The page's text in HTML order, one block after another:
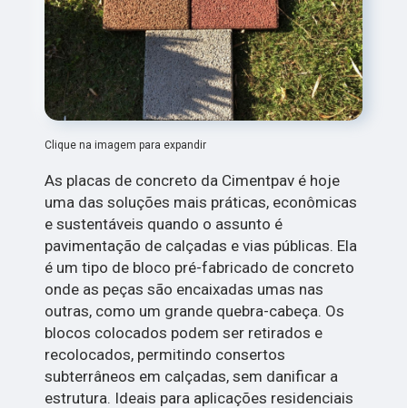
Clique na imagem para expandir
As placas de concreto da Cimentpav é hoje
uma das soluções mais práticas, econômicas
e sustentáveis quando o assunto é
pavimentação de calçadas e vias públicas. Ela
é um tipo de bloco pré-fabricado de concreto
onde as peças são encaixadas umas nas
outras, como um grande quebra-cabeça. Os
blocos colocados podem ser retirados e
recolocados, permitindo consertos
subterrâneos em calçadas, sem danificar a
estrutura. Ideais para aplicações residenciais